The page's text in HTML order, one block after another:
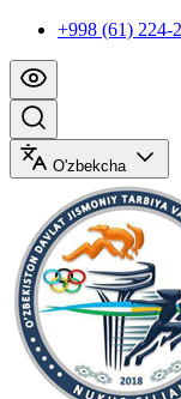
+998 (61) 224-
O'zbekcha